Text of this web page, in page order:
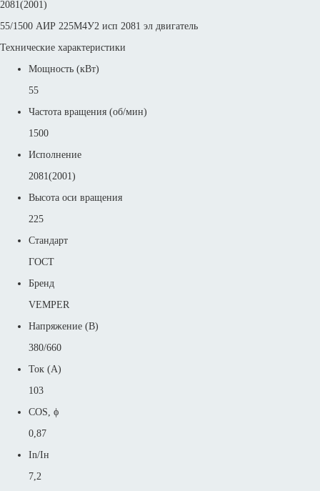
2081(2001)
55/1500 АИР 225M4У2 исп 2081 эл двигатель
Технические характеристики
Мощность (кВт)
55
Частота вращения (об/мин)
1500
Исполнение
2081(2001)
Высота оси вращения
225
Стандарт
ГОСТ
Бренд
VEMPER
Напряжение (В)
380/660
Ток (А)
103
COS, ϕ
0,87
In/Iн
7,2